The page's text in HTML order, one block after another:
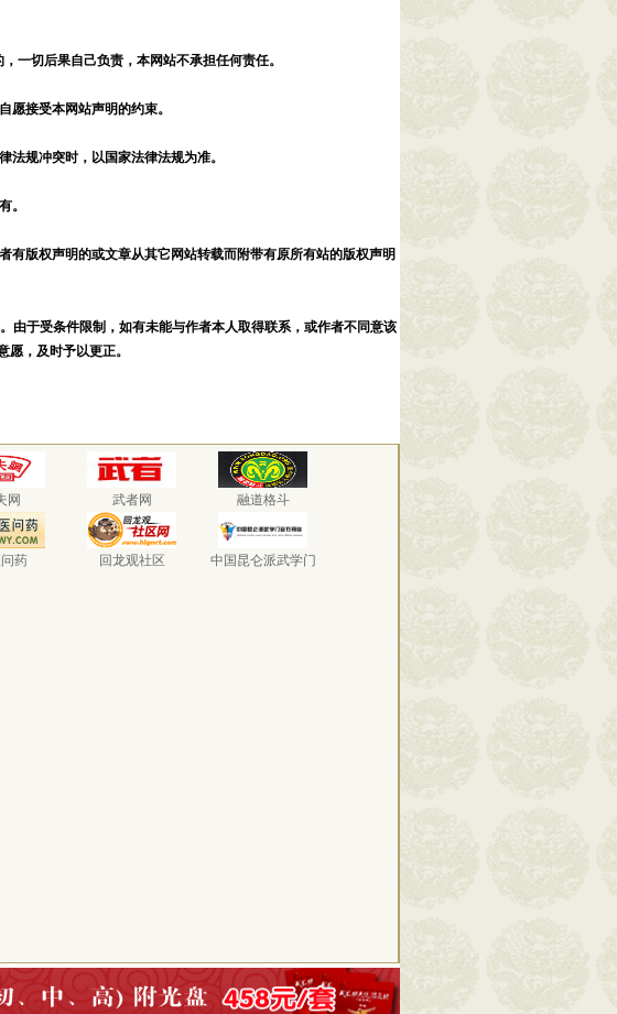
一切后果自己负责，本网站不承担任何责任。
愿接受本网站声明的约束。
规冲突时，以国家法律法规为准。
所有。
版权声明的或文章从其它网站转载而附带有原所有站的版权声明
由于受条件限制，如有未能与作者本人取得联系，或作者不同意该
，及时予以更正。
网 武者网 融道格斗
药 回龙观社区 中国昆仑派武学门